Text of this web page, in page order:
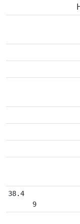
38.4
      9